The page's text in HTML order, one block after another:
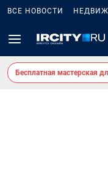
ВСЕ НОВОСТИ
Бесплатная мастерская